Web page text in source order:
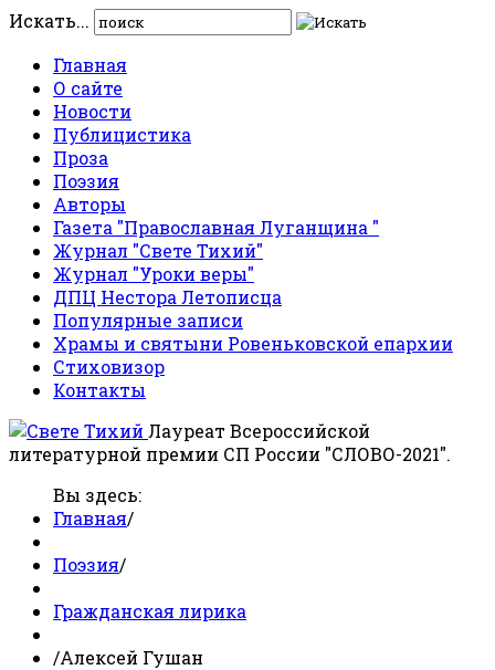
Искать...
Главная
О сайте
Новости
Публицистика
Проза
Поэзия
Авторы
Газета "Православная Луганщина "
Журнал "Свете Тихий"
Журнал "Уроки веры"
ДПЦ Нестора Летописца
Популярные записи
Храмы и святыни Ровеньковской епархии
Стиховизор
Контакты
Лауреат Всероссийской
литературной премии СП России "СЛОВО-2021".
Вы здесь:
Главная/
Поэзия/
Гражданская лирика
/Алексей Гушан